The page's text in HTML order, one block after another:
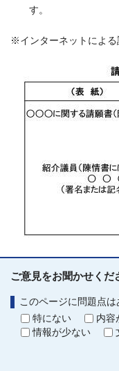
す。
※インターネットによる
ご意見をお聞かせくだ
このページに問題点は
特にない
内容
情報が少ない